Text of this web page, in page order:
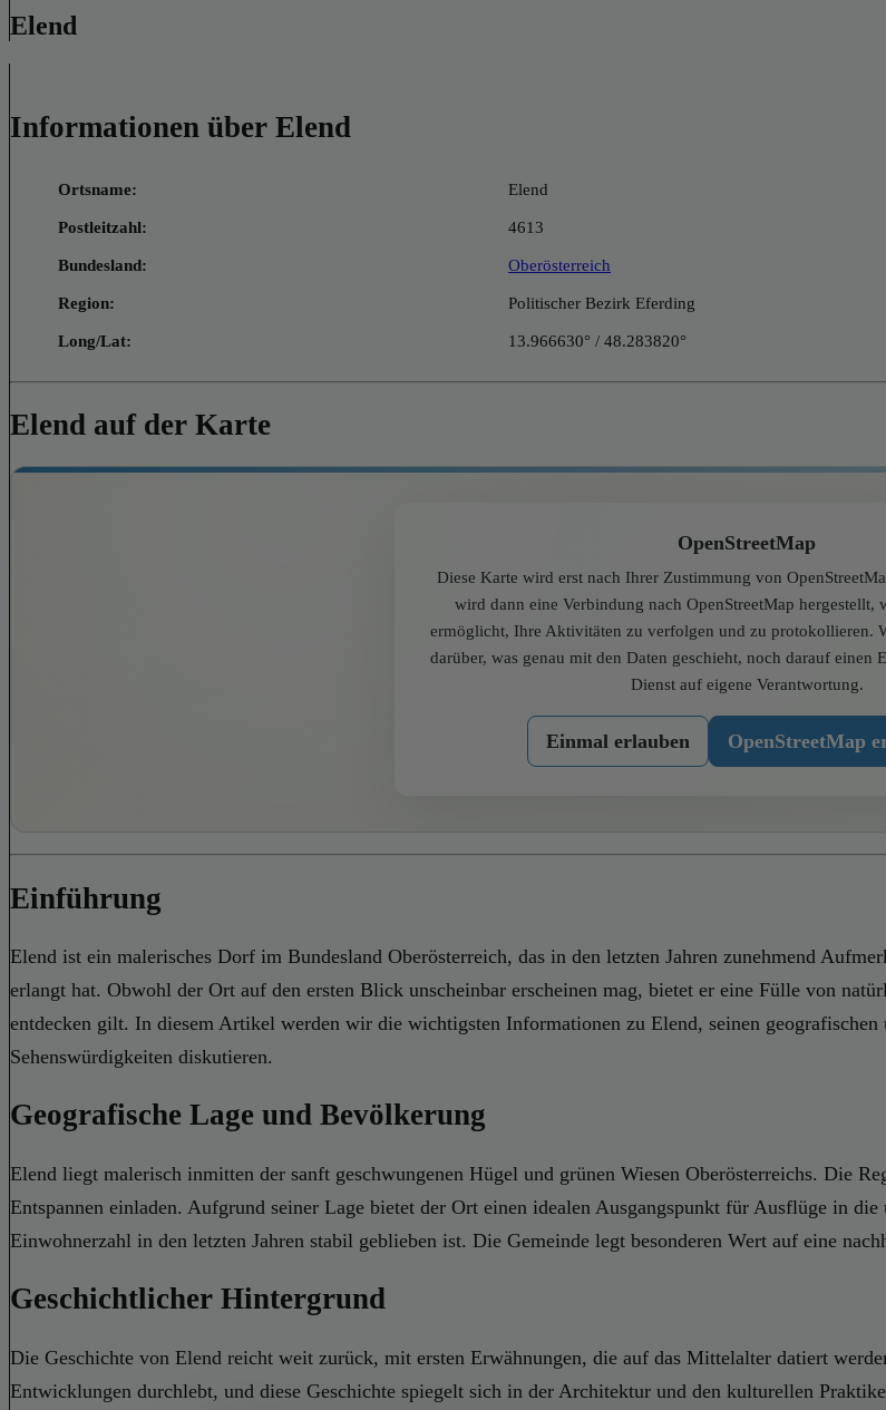
Elend
Informationen über Elend
Ortsname: Elend
Postleitzahl: 4613
Bundesland: Oberösterreich
Region: Politischer Bezirk Eferding
Long/Lat: 13.966630° / 48.283820°
Elend auf der Karte
OpenStreetMap
Diese Karte wird erst nach Ihrer Zustimmung von
wird dann eine Verbindung nach OpenStreetMap hergestellt,
ermöglicht, Ihre Aktivitäten zu verfolgen und zu protokollieren.
darüber, was genau mit den Daten geschieht, noch darauf einen
Dienst auf eigene Verantwortung.
Einmal erlauben OpenStreetMap
Einführung
Elend ist ein malerisches Dorf im Bundesland Oberösterreich, das in den letzten Jahren zunehmend
erlangt hat. Obwohl der Ort auf den ersten Blick unscheinbar erscheinen mag, bietet er eine Fülle von
entdecken gilt. In diesem Artikel werden wir die wichtigsten Informationen zu Elend, seinen
Sehenswürdigkeiten diskutieren.
Geografische Lage und Bevölkerung
Elend liegt malerisch inmitten der sanft geschwungenen Hügel und grünen Wiesen Oberösterreichs. Die
Entspannen einladen. Aufgrund seiner Lage bietet der Ort einen idealen Ausgangspunkt für Ausflüge in
Einwohnerzahl in den letzten Jahren stabil geblieben ist. Die Gemeinde legt besonderen Wert auf eine
Geschichtlicher Hintergrund
Die Geschichte von Elend reicht weit zurück, mit ersten Erwähnungen, die auf das Mittelalter datiert
Entwicklungen durchlebt, und diese Geschichte spiegelt sich in der Architektur und den kulturellen